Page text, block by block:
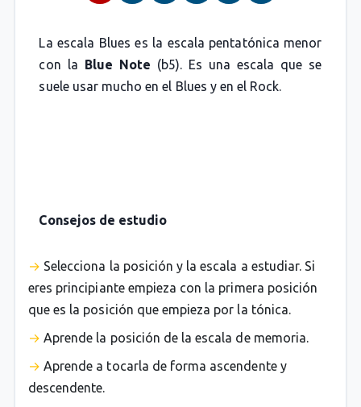
La escala Blues es la escala pentatónica menor
con la Blue Note (b5). Es una escala que se
suele usar mucho en el Blues y en el Rock.
Consejos de estudio
Selecciona la posición y la escala a estudiar. Si
eres principiante empieza con la primera posición
que es la posición que empieza por la tónica.
Aprende la posición de la escala de memoria.
Aprende a tocarla de forma ascendente y
descendente.